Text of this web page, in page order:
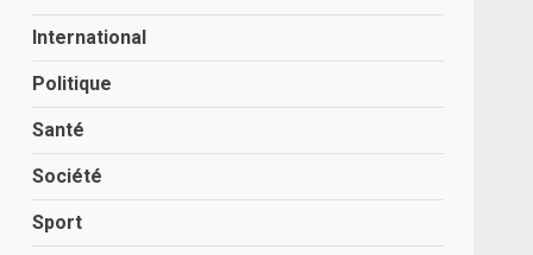
International
Politique
Santé
Société
Sport